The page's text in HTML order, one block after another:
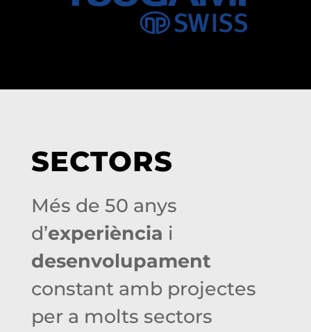
SECTORS
Més de 50 anys
d’experiència i
desenvolupament
constant amb projectes
per a molts sectors